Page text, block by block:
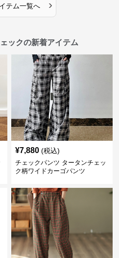
テム一覧へ ›
ックの新着アイテム
¥7,880 (税込)
チェックパンツ タータンチェッ
ク柄ワイドカーゴパンツ